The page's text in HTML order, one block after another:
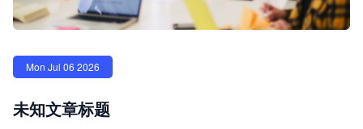
Mon Jul 06 2026
未知文章标题